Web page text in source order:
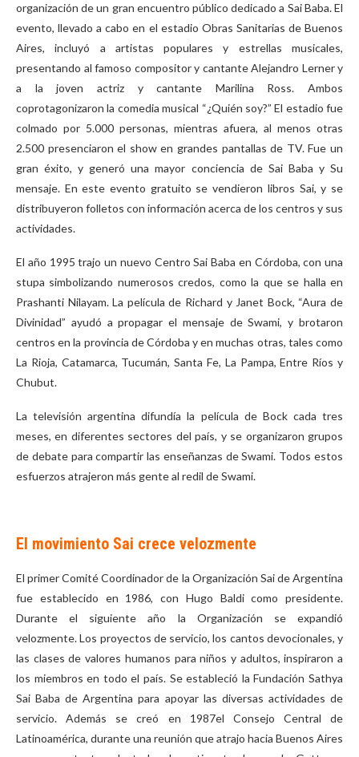
organización de un gran encuentro público dedicado a Sai Baba. El
evento, llevado a cabo en el estadio Obras Sanitarias de Buenos
Aires, incluyó a artistas populares y estrellas musicales,
presentando al famoso compositor y cantante Alejandro Lerner y
a la joven actriz y cantante Marilina Ross. Ambos
coprotagonizaron la comedia musical “¿Quién soy?” El estadio fue
colmado por 5.000 personas, mientras afuera, al menos otras
2.500 presenciaron el show en grandes pantallas de TV. Fue un
gran éxito, y generó una mayor conciencia de Sai Baba y Su
mensaje. En este evento gratuito se vendieron libros Sai, y se
distribuyeron folletos con información acerca de los centros y sus
actividades.
El año 1995 trajo un nuevo Centro Sai Baba en Córdoba, con una
stupa simbolizando numerosos credos, como la que se halla en
Prashanti Nilayam. La película de Richard y Janet Bock, “Aura de
Divinidad” ayudó a propagar el mensaje de Swami, y brotaron
centros en la provincia de Córdoba y en muchas otras, tales como
La Rioja, Catamarca, Tucumán, Santa Fe, La Pampa, Entre Ríos y
Chubut.
La televisión argentina difundía la película de Bock cada tres
meses, en diferentes sectores del país, y se organizaron grupos
de debate para compartir las enseñanzas de Swami. Todos estos
esfuerzos atrajeron más gente al redil de Swami.
El movimiento Sai crece velozmente
El primer Comité Coordinador de la Organización Sai de Argentina
fue establecido en 1986, con Hugo Baldi como presidente.
Durante el siguiente año la Organización se expandió
velozmente. Los proyectos de servicio, los cantos devocionales, y
las clases de valores humanos para niños y adultos, inspiraron a
los miembros en todo el país. Se estableció la Fundación Sathya
Sai Baba de Argentina para apoyar las diversas actividades de
servicio. Además se creó en 1987el Consejo Central de
Latinoamérica, durante una reunión que atrajo hacia Buenos Aires